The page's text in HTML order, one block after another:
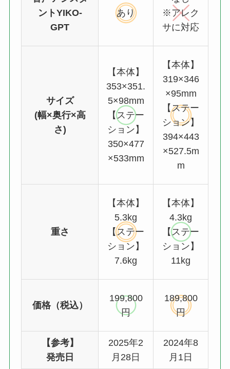
ントYIKO-
GPT
あり
※アレク
サに対応
サイズ
(幅×奥行×高
さ)
【本体】
353×351.
5×98mm
【ステー
ション】
350×477
×533mm
【本体】
319×346
×95mm
【ステー
ション】
394×443
×527.5m
m
重さ
【本体】
5.3kg
【ステー
ション】
7.6kg
【本体】
4.3kg
【ステー
ション】
11kg
価格（税込）
199,800
円
189,800
円
【参考】
発売日
2025年2
月28日
2024年8
月1日